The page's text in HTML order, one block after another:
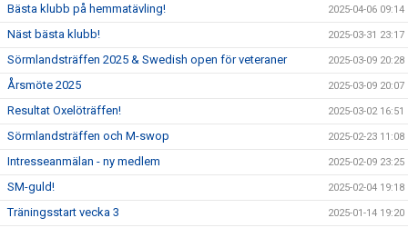
Bästa klubb på hemmatävling! 2025-04-06 09:14
Näst bästa klubb! 2025-03-31 23:17
Sörmlandsträffen 2025 & Swedish open för veteraner 2025-03-09 20:28
Årsmöte 2025 2025-03-09 20:07
Resultat Oxelöträffen! 2025-03-02 16:51
Sörmlandsträffen och M-swop 2025-02-23 11:08
Intresseanmälan - ny medlem 2025-02-09 23:25
SM-guld! 2025-02-04 19:18
Träningsstart vecka 3 2025-01-14 19:20